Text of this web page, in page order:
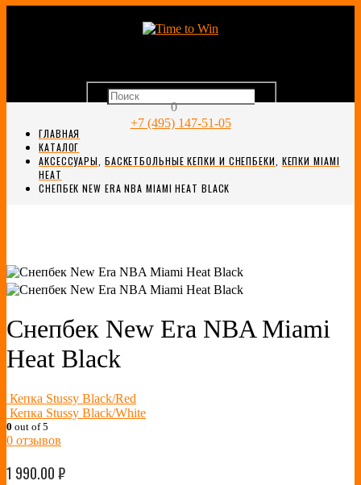
0
+7 (495) 147-51-05
ГЛАВНАЯ
КАТАЛОГ
АКСЕССУАРЫ БАСКЕТБОЛЬНЫЕ КЕПКИ И СНЕПБЕКИ КЕПКИ MIAMI
HEAT
СНЕПБЕК NEW ERA NBA MIAMI HEAT BLACK
Снепбек New Era NBA Miami
Heat Black
Кепка Stussy Black/Red
Кепка Stussy Black/White
0 out of 5
0 отзывов
1 990.00₽